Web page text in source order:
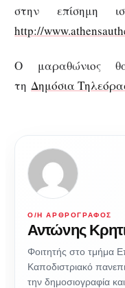
στην επίσημη
http://
Ο μαραθώνιος
τη Δημόσια
Ο/Η ΑΡΘΡΟΓΡΆΦΟΣ
Αντώνης
Φοιτητής στο τμήμα
Καποδιστριακό
την δημοσιογραφία